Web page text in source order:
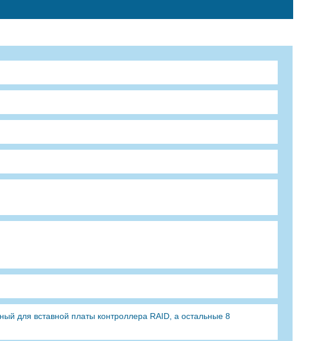
для вставной платы контроллера RAID, а остальные 8